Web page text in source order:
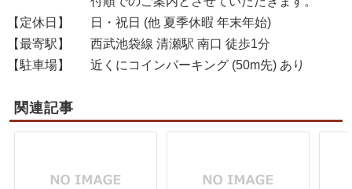
【定休日】
日・祝日 (他 夏季休暇 年末年始)
【最寄駅】
西武池袋線 清瀬駅 南口 徒歩1分
【駐車場】
近くにコインパーキング (50m先) あり
関連記事